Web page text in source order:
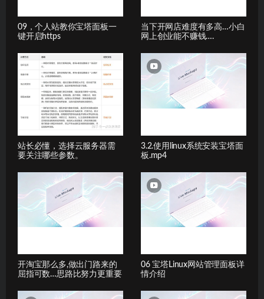
09，个人站教你宝塔面板一
键开启https
当下开网店难度有多高…小白
网上创业能不赚钱….
站长必懂，选择云服务器需
要关注哪些参数。
3.2.使用linux系统安装宝塔面
板.mp4
开淘宝那么多,做出门路来的
屈指可数…思路比努力更重要
06 宝塔Linux网站管理面板详
情介绍